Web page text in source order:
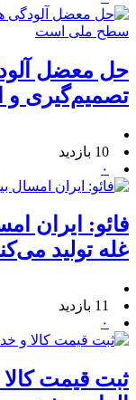
حل معضل
تصمیم‌گیری
10 بازدید
۰
غله تولید
11 بازدید
۰